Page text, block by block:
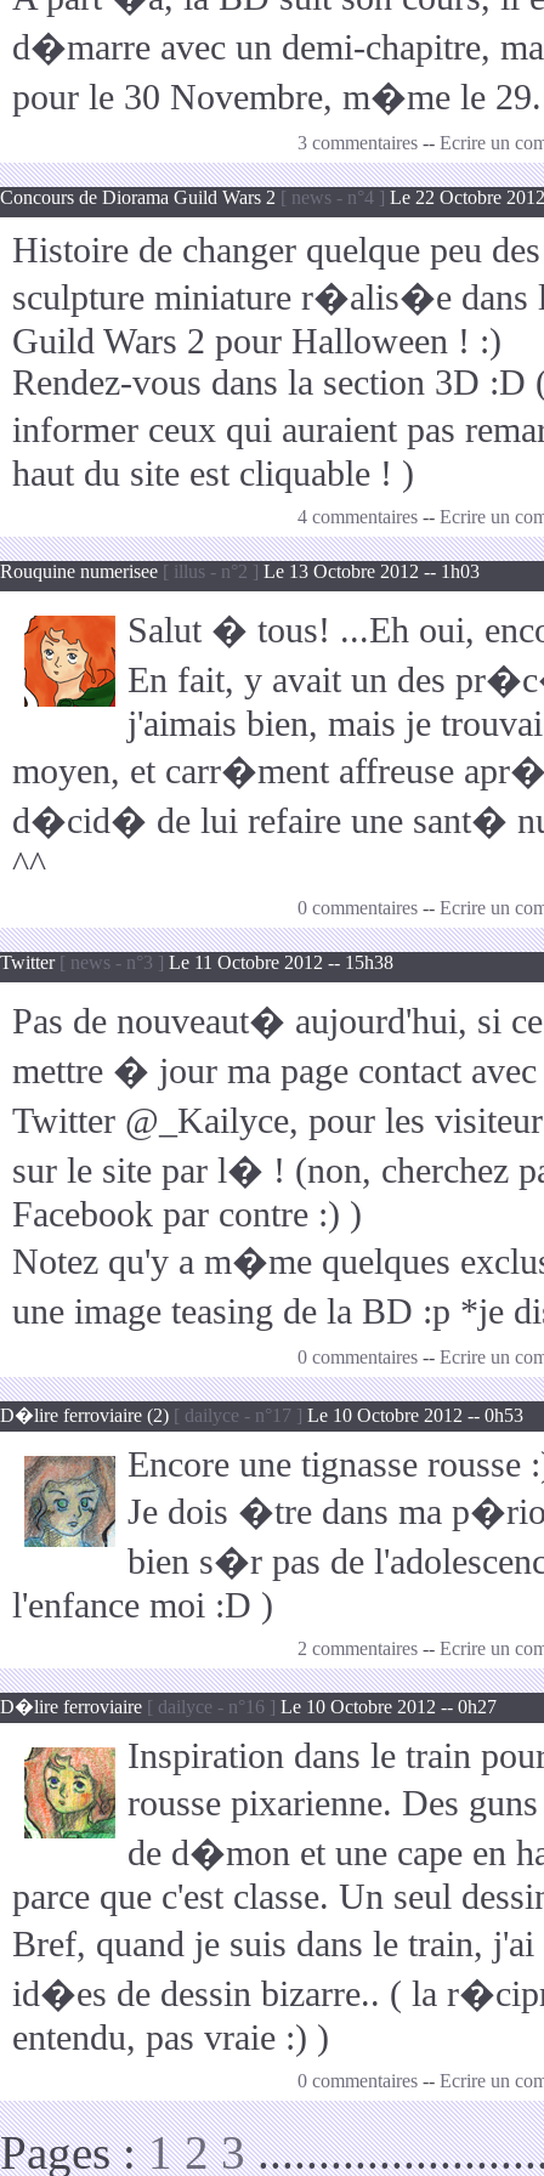
d�marre avec un demi-chapitre,
pour le 30 Novembre, m�me le 29.
3 commentaires -- Ecrire un
Concours de Diorama Guild Wars 2 [ news - n°4 ] Le 22 Octobre
Histoire de changer quelque peu
sculpture miniature r�alis�e dans
Guild Wars 2 pour Halloween ! :)
Rendez-vous dans la section 3D
informer ceux qui auraient pas
haut du site est cliquable ! )
4 commentaires -- Ecrire un
Rouquine numerisee [ illus - n°2 ] Le 13 Octobre 2012 -- 1h03
Salut � tous! ...Eh oui,
En fait, y avait un des
j'aimais bien, mais je
moyen, et carr�ment affreuse
d�cid� de lui refaire une sant�
^^
0 commentaires -- Ecrire un
Twitter[ news - n°3 ] Le 11 Octobre 2012 -- 15h38
Pas de nouveaut� aujourd'hui, si
mettre � jour ma page contact
Twitter @_Kailyce, pour les
sur le site par l� ! (non, cherchez
Facebook par contre :) )
Notez qu'y a m�me quelques
une image teasing de la BD :p *je
0 commentaires -- Ecrire un
D�lire ferroviaire (2) [ dailyce - n°17 ] Le 10 Octobre 2012 -- 0h53
Encore une tignasse rousse
Je dois �tre dans ma
bien s�r pas de
l'enfance moi :D )
2 commentaires -- Ecrire un
D�lire ferroviaire [ dailyce - n°16 ] Le 10 Octobre 2012 -- 0h27
Inspiration dans le train
rousse pixarienne. Des
de d�mon et une cape en
parce que c'est classe. Un seul
Bref, quand je suis dans le train,
id�es de dessin bizarre.. ( la
entendu, pas vraie :) )
0 commentaires -- Ecrire un
Pages :1 2 3